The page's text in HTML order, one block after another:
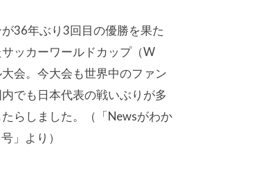
36年ぶり3回目の優勝を果た
ッカーワールドカップ（W
会。今大会も世界中のファン
でも日本代表の戦いぶりが多
らしました。（「Newsがわか
」より）